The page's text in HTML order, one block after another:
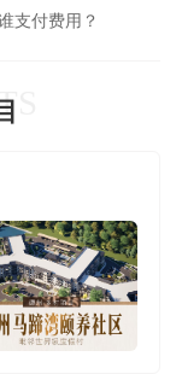
支付费用？